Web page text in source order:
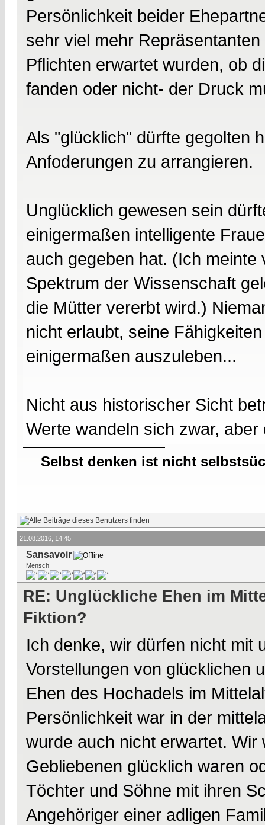
Persönlichkeit beider
sehr viel mehr
Pflichten erwartet wurden, ob
fanden oder nicht- der Druck
Als "glücklich" dürfte gegolten
Anfoderungen zu arrangieren.
Unglücklich gewesen sein
einigermaßen intelligente
auch gegeben hat. (Ich
Spektrum der Wissenschaft
die Mütter vererbt wird.)
nicht erlaubt, seine
einigermaßen auszuleben...
Nicht aus historischer Sicht
Werte wandeln sich zwar,
Selbst denken ist nicht
21.08.2016, 14:45
Sansavoir
Mensch
RE: Unglückliche Ehen im
Fiktion?
Ich denke, wir dürfen nicht mit
Vorstellungen von glücklichen
Ehen des Hochadels im
Persönlichkeit war in der
wurde auch nicht erwartet.
Gebliebenen glücklich waren
Töchter und Söhne mit ihren
Angehöriger einer adligen